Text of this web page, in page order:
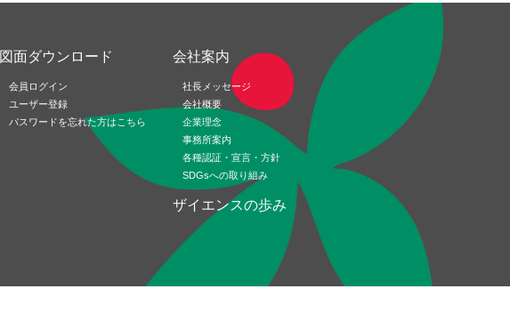
図面ダウンロード
会員ログイン
ユーザー登録
パスワードを忘れた方はこちら
会社案内
社長メッセージ
会社概要
企業理念
事務所案内
各種認証・宣言・方針
SDGsへの取り組み
ザイエンスの歩み